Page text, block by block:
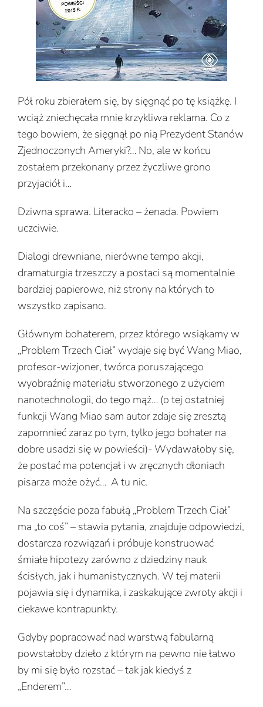
Pół roku zbierałem się, by sięgnąć po tę książkę. I
wciąż zniechęcała mnie krzykliwa reklama. Co z
tego bowiem, że sięgnął po nią Prezydent Stanów
Zjednoczonych Ameryki?… No, ale w końcu
zostałem przekonany przez życzliwe grono
przyjaciół i…
Dziwna sprawa. Literacko – żenada. Powiem
uczciwie.
Dialogi drewniane, nierówne tempo akcji,
dramaturgia trzeszczy a postaci są momentalnie
bardziej papierowe, niż strony na których to
wszystko zapisano.
Głównym bohaterem, przez którego wsiąkamy w
„Problem Trzech Ciał” wydaje się być Wang Miao,
profesor-wizjoner, twórca poruszającego
wyobraźnię materiału stworzonego z użyciem
nanotechnologii, do tego mąż… (o tej ostatniej
funkcji Wang Miao sam autor zdaje się zresztą
zapomnieć zaraz po tym, tylko jego bohater na
dobre usadzi się w powieści)- Wydawałoby się,
że postać ma potencjał i w zręcznych dłoniach
pisarza może ożyć… A tu nic.
Na szczęście poza fabułą „Problem Trzech Ciał”
ma „to coś” – stawia pytania, znajduje odpowiedzi,
dostarcza rozwiązań i próbuje konstruować
śmiałe hipotezy zarówno z dziedziny nauk
ścisłych, jak i humanistycznych. W tej materii
pojawia się i dynamika, i zaskakujące zwroty akcji i
ciekawe kontrapunkty.
Gdyby popracować nad warstwą fabularną
powstałoby dzieło z którym na pewno nie łatwo
by mi się było rozstać – tak jak kiedyś z
„Enderem”…